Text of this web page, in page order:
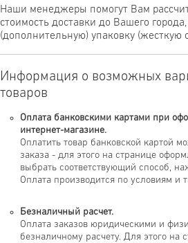
Наши менеджеры помогут Вам
стоимость доставки до Вашего
(дополнительную) упаковку (жесткую
Информация о возможных
товаров
Оплата банковскими картами при
интернет-магазине.
Оплатить товар банковской картой
заказа - для этого на странице
выбрать соответствующий способ,
Оплата производится по условиям и
Безналичный расчет.
Оплата заказов юридическими и
безналичному расчету. Для этого на